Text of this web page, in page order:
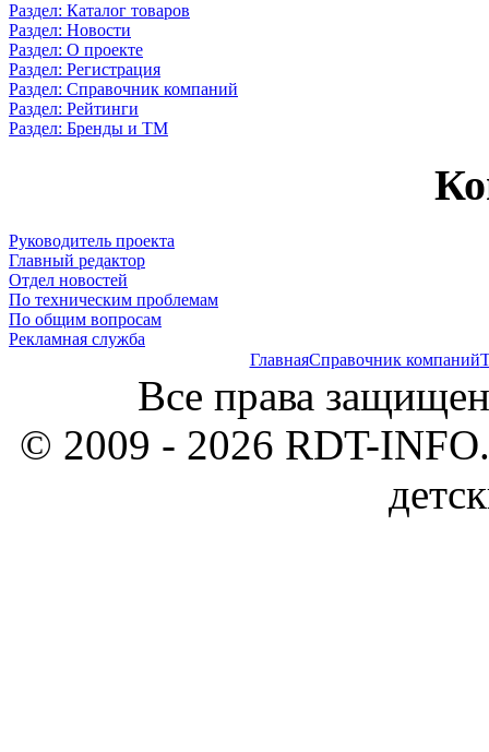
Раздел: Каталог товаров
Раздел: Новости
Раздел: О проекте
Раздел: Регистрация
Раздел: Справочник компаний
Раздел: Рейтинги
Раздел: Бренды и ТМ
Руководитель проекта
Главный редактор
Отдел новостей
По техническим проблемам
По общим вопросам
Рекламная служба
ГлавнаяСправочник компаний
Все права
© 2009 - 2026 RDT-